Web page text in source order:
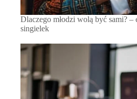
Dlaczego młodzi wolą być sami? –
singielek